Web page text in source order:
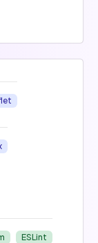
et
partiel et
ESLint